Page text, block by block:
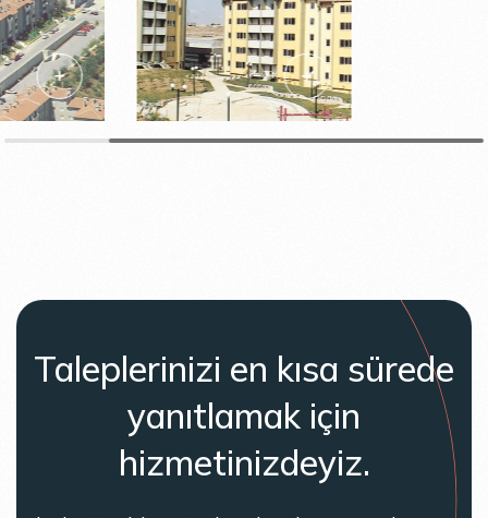
Taleplerinizi en kısa sürede
yanıtlamak için
hizmetinizdeyiz.